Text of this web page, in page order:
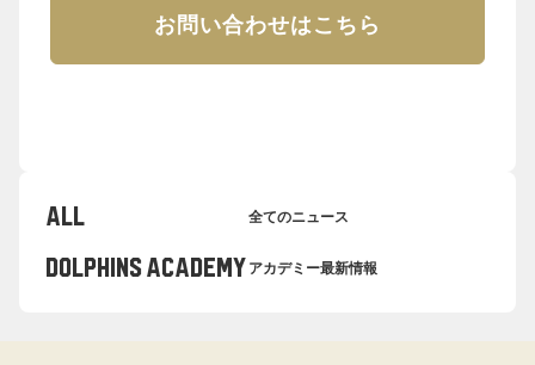
お問い合わせはこちら
ALL 全てのニュース
dolphins academy アカデミー最新情報